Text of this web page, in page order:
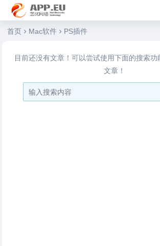
艺优软件乐园
首页 Mac软件 PS插件
目前还没有文章！可以尝试使用下面的搜索功
文章！